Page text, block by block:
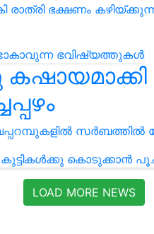
രാത്രി ഭക്ഷണം
LOAD MORE NEWS